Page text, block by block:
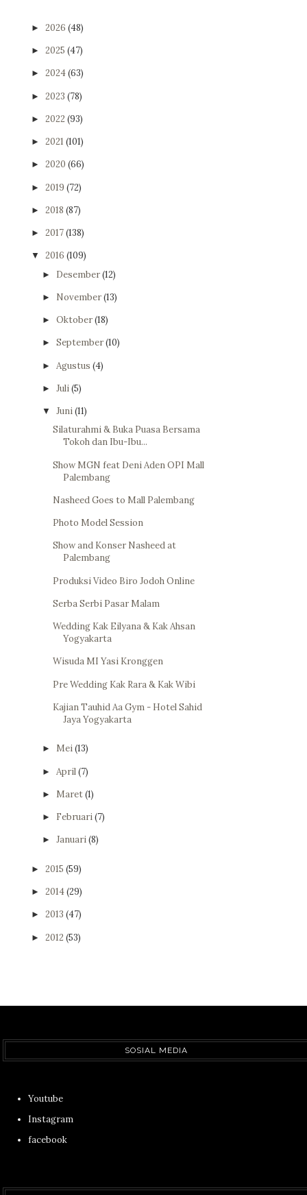
► 2026 (48)
► 2025 (47)
► 2024(63)
► 2023 (78)
► 2022 (93)
► 2021 (101)
► 2020 (66)
► 2019 (72)
► 2018 (87)
► 2017(138)
▼ 2016 (109)
► Desember(12)
► November(13)
► Oktober(18)
► September(10)
► Agustus (4)
► Juli(5)
▼ Juni(11)
Silaturahmi & Buka Puasa Bersama
Tokoh dan Ibu-Ibu...
Show MGN feat Deni Aden OPI Mall
Palembang
Nasheed Goes to Mall Palembang
Photo Model Session
Show and Konser Nasheed at
Palembang
Produksi Video Biro Jodoh Online
Serba Serbi Pasar Malam
Wedding Kak Eilyana & Kak Ahsan
Yogyakarta
Wisuda MI Yasi Kronggen
Pre Wedding Kak Rara & Kak Wibi
Kajian Tauhid Aa Gym - Hotel Sahid
Jaya Yogyakarta
► Mei(13)
► April(7)
► Maret(1)
► Februari(7)
► Januari(8)
► 2015 (59)
► 2014(29)
► 2013 (47)
► 2012 (53)
SOSIAL MEDIA
Youtube
Instagram
facebook